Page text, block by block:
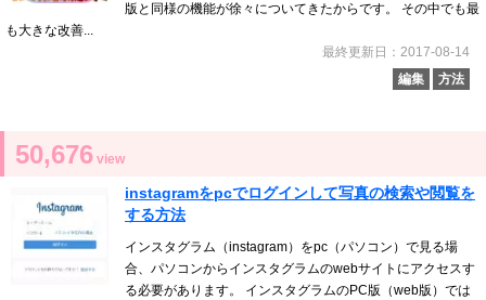
版と同様の機能が徐々についてきたからです。 その中でも最
も大きな改善...
最終更新日：2017-08-14
編集
方法
50,676 view
instagramをpcでログインして写真の検索や閲覧を
する方法
インスタグラム（instagram）をpc（パソコン）で見る場
合、パソコンからインスタグラムのwebサイトにアクセスす
る必要があります。 インスタグラムのPC版（web版）では